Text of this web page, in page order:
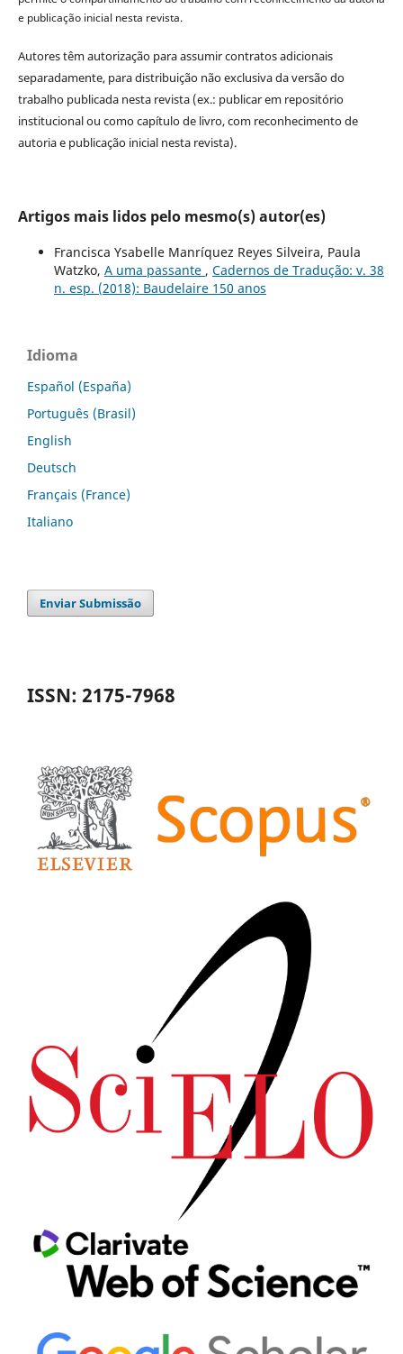
e publicação inicial nesta revista.
Autores têm autorização para assumir contratos adicionais
separadamente, para distribuição não exclusiva da versão do
trabalho publicada nesta revista (ex.: publicar em repositório
institucional ou como capítulo de livro, com reconhecimento de
autoria e publicação inicial nesta revista).
Artigos mais lidos pelo mesmo(s) autor(es)
Francisca Ysabelle Manríquez Reyes Silveira, Paula
Watzko, A uma passante , Cadernos de Tradução: v. 38
n. esp. (2018): Baudelaire 150 anos
Idioma
Español (España)
Português (Brasil)
English
Deutsch
Français (France)
Italiano
Enviar Submissão
ISSN: 2175-7968